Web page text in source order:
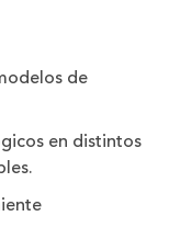
de
en distintos